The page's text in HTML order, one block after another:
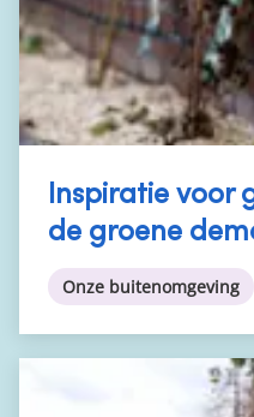
Inspiratie voor
de groene
Onze buitenomgeving